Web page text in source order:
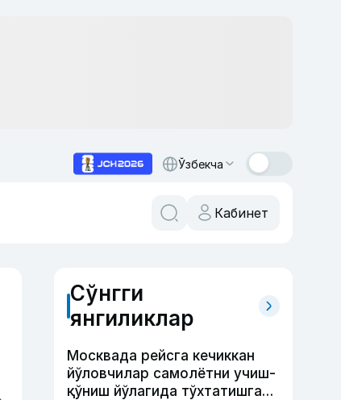
Ўзбекча
Кабинет
Сўнгги
янгиликлар
Москвада рейсга кечиккан
йўловчилар самолётни учиш-
қўниш йўлагида тўхтатишга